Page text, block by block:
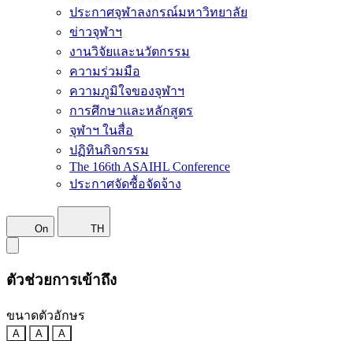
ประกาศจุฬาลงกรณ์มหาวิทยาลัย
ข่าวจุฬาฯ
งานวิจัยและนวัตกรรม
ความร่วมมือ
ความภูมิใจของจุฬาฯ
การศึกษาและหลักสูตร
จุฬาฯ ในสื่อ
ปฏิทินกิจกรรม
The 166th ASAIHL Conference
ประกาศจัดซื้อจัดจ้าง
On TH
ตัวช่วยการเข้าถึง
ขนาดตัวอักษร
A A A